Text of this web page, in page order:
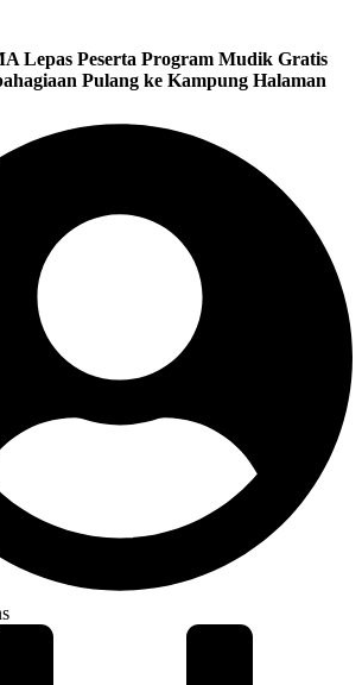
Lepas Peserta Program Mudik Gratis
Pulang ke Kampung Halaman